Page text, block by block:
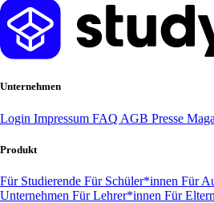
Unternehmen
Login Impressum FAQ AGB Presse
Produkt
Für Studierende Für Schüler*innen Für
Unternehmen Für Lehrer*innen Für Eltern